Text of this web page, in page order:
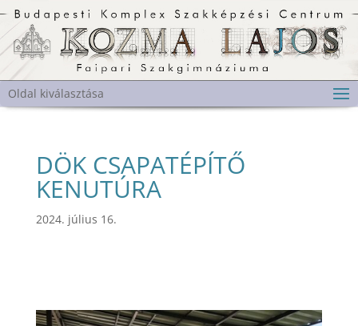
Oldal kiválasztása
DÖK CSAPATÉPÍTŐ
KENUTÚRA
2024. július 16.